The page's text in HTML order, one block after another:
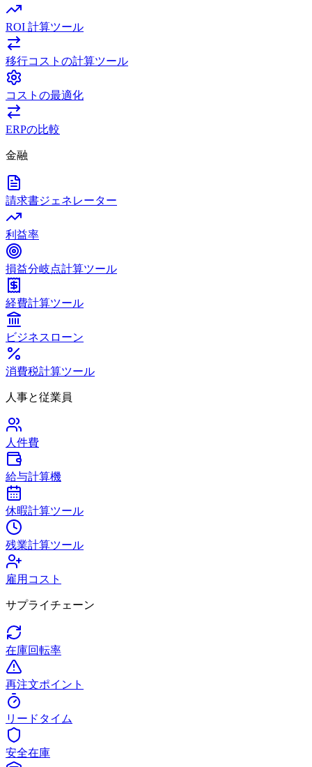
ROI 計算ツール
移行コストの計算ツール
コストの最適化
ERPの比較
金融
請求書ジェネレーター
利益率
損益分岐点計算ツール
経費計算ツール
ビジネスローン
消費税計算ツール
人事と従業員
人件費
給与計算機
休暇計算ツール
残業計算ツール
雇用コスト
サプライチェーン
在庫回転率
再注文ポイント
リードタイム
安全在庫